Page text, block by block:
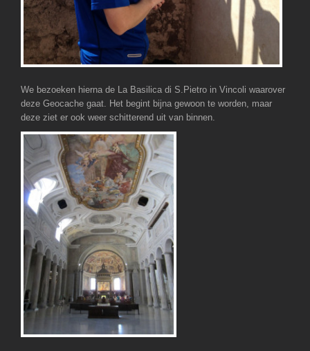
We bezoeken hierna de La Basilica di S.Pietro in Vincoli waarover
deze Geocache gaat. Het begint bijna gewoon te worden, maar
deze ziet er ook weer schitterend uit van binnen.